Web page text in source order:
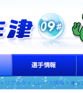
> リアルタイムレース情報 > オッ